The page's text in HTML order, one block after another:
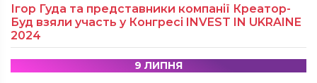
Ігор Гуда та представники компанії Креатор-
Буд взяли участь у Конгресі INVEST IN UKRAINE
2024
9 ЛИПНЯ